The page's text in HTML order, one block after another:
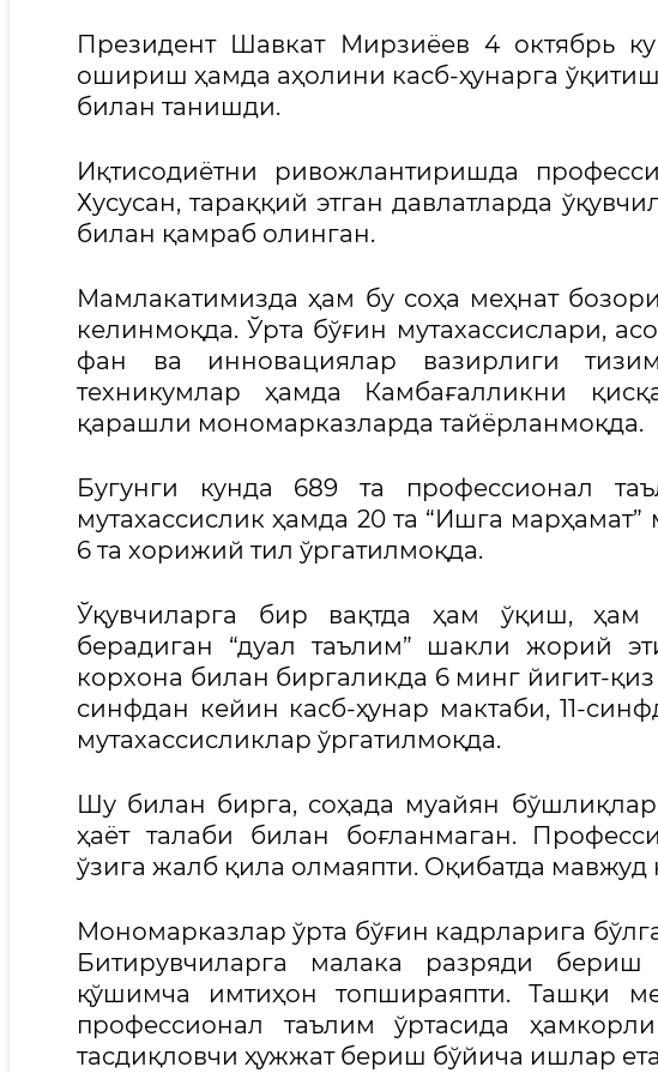
Президент Шавкат Мирзиёев 4 октябрь
ошириш ҳамда аҳолини касб-ҳунарга
билан танишди.
Иқтисодиётни ривожлантиришда
Хусусан, тараққий этган давлатларда
билан қамраб олинган.
Мамлакатимизда ҳам бу соҳа меҳнат
келинмоқда. Ўрта бўғин мутахассислари,
фан ва инновациялар вазирлиги
техникумлар ҳамда Камбағалликни
қарашли мономарказларда тайёрланмоқда.
Бугунги кунда 689 та профессионал
мутахассислик ҳамда 20 та “Ишга
6 та хорижий тил ўргатилмоқда.
Ўқувчиларга бир вақтда ҳам ўқиш,
берадиган “дуал таълим” шакли жорий
корхона билан биргаликда 6 минг йигит-
синфдан кейин касб-ҳунар мактаби, 11-
мутахассисликлар ўргатилмоқда.
Шу билан бирга, соҳада муайян
ҳаёт талаби билан боғланмаган.
ўзига жалб қила олмаяпти. Оқибатда мавжуд
Мономарказлар ўрта бўғин кадрларига
Битирувчиларга малака разряди
қўшимча имтиҳон топшираяпти. Ташқи
профессионал таълим ўртасида
тасдиқловчи ҳужжат бериш бўйича ишлар